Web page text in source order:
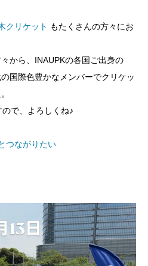
クリケット もたくさんの方々にお
から、INAUPKの各国ご出身の
国際色豊かなメンバーでクリケッ
で、よろしくね♪
つながりたい